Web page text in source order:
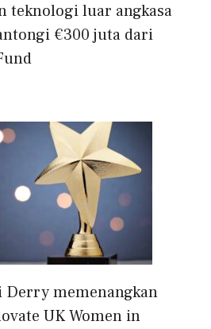
teknologi luar angkasa
€300 juta dari
memenangkan
UK Women in